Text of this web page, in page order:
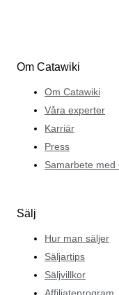
Om Catawiki
Om Catawiki
Våra experter
Karriär
Press
Samarbete med
Sälj
Hur man säljer
Säljartips
Säljvillkor